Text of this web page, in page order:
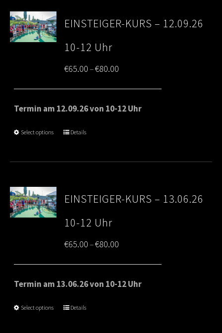
EINSTEIGER-KURS – 12.09.26
10-12 Uhr
€65.00–€80.00
range:
€65.00
Termin am 12.09.26 von 10-12 Uhr
Select options Details
EINSTEIGER-KURS – 13.06.26
10-12 Uhr
€65.00–€80.00
range:
€65.00
Termin am 13.06.26 von 10-12 Uhr
Select options Details